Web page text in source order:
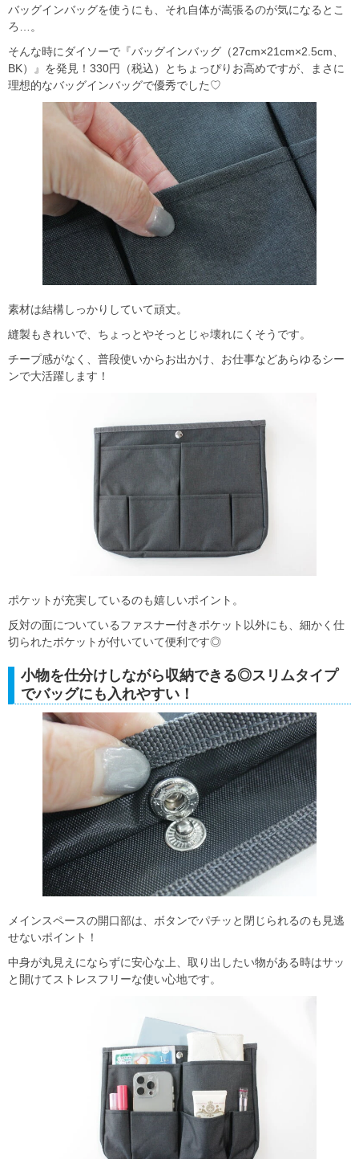
バッグインバッグを使うにも、それ自体が嵩張るのが気になるとこ
ろ…。
そんな時にダイソーで『バッグインバッグ（27cm×21cm×2.5cm、
BK）』を発見！330円（税込）とちょっぴりお高めですが、まさに
理想的なバッグインバッグで優秀でした♡
素材は結構しっかりしていて頑丈。
縫製もきれいで、ちょっとやそっとじゃ壊れにくそうです。
チープ感がなく、普段使いからお出かけ、お仕事などあらゆるシー
ンで大活躍します！
ポケットが充実しているのも嬉しいポイント。
反対の面についているファスナー付きポケット以外にも、細かく仕
切られたポケットが付いていて便利です◎
小物を仕分けしながら収納できる◎スリムタイプ
でバッグにも入れやすい！
メインスペースの開口部は、ボタンでパチッと閉じられるのも見逃
せないポイント！
中身が丸見えにならずに安心な上、取り出したい物がある時はサッ
と開けてストレスフリーな使い心地です。